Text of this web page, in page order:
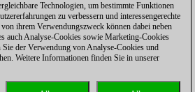
Technologien, um bestimmte Funktionen
zu verbessern und interessengerechte
ihrem Verwendungszweck können dabei neben
auch Analyse-Cookies sowie Marketing-Cookies
Sie der Verwendung von Analyse-Cookies und
Weitere Informationen finden Sie in unserer